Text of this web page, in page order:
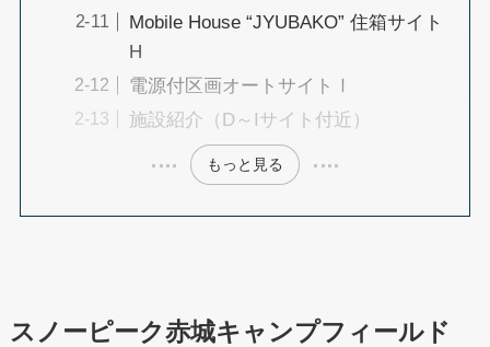
Mobile House “JYUBAKO” 住箱サイト
H
電源付区画オートサイトⅠ
施設紹介（D～Iサイト付近）
もっと見る
スノーピーク赤城キャンプフィールド